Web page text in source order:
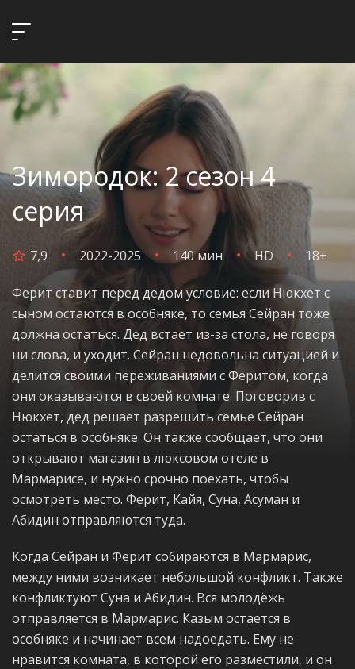
Зимородок: 2 сезон 4
серия
7,9 2022-2025 140 мин HD 18+
Ферит ставит перед дедом условие: если Нюкхет с
сыном остаются в особняке, то семья Сейран тоже
должна остаться. Дед встает из-за стола, не говоря
ни слова, и уходит. Сейран недовольна ситуацией и
делится своими переживаниями с Феритом, когда
они оказываются в своей комнате. Поговорив с
Нюкхет, дед решает разрешить семье Сейран
остаться в особняке. Он также сообщает, что они
открывают магазин в люксовом отеле в
Мармарисе, и нужно срочно поехать, чтобы
осмотреть место. Ферит, Кайя, Суна, Асуман и
Абидин отправляются туда.
Когда Сейран и Ферит собираются в Мармарис,
между ними возникает небольшой конфликт. Также
конфликтуют Суна и Абидин. Вся молодёжь
отправляется в Мармарис. Казым остается в
особняке и начинает всем надоедать. Ему не
нравится комната, в которой его разместили, и он